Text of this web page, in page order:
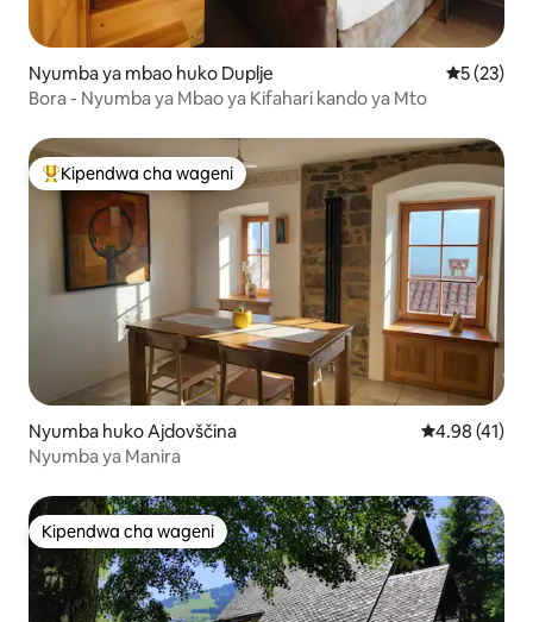
Nyumba ya mbao huko Duplje Ukadiriaji
5 (23)
Bora - Nyumba ya Mbao ya Kifahari kando ya Mto
Kipendwa maarufu cha wageni
Kipendwa cha wageni
Nyumba huko Ajdovščina Ukadiriaji wa
4.98 (41)
Nyumba ya Manira
Kipendwa cha wageni
Kipendwa cha wageni